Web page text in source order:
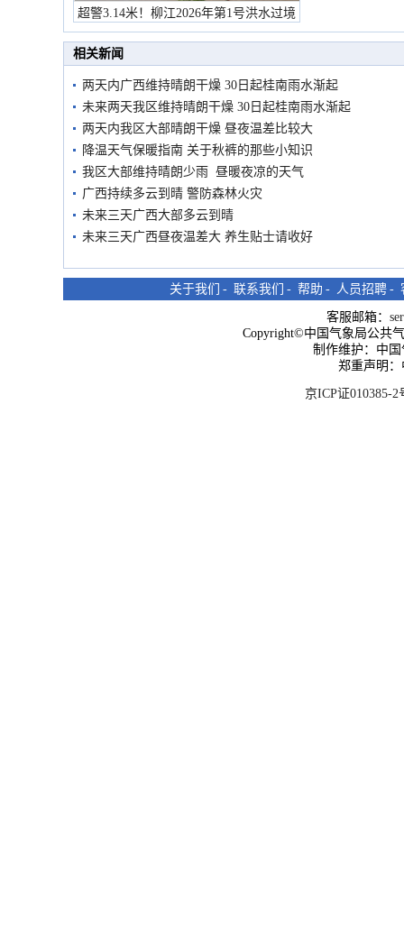
超警3.14米！柳江2026年第1号洪水过境
市民在堤岸见证汛况
相关新闻
两天内广西维持晴朗干燥 30日起桂南雨水渐起
未来两天我区维持晴朗干燥 30日起桂南雨水渐起
两天内我区大部晴朗干燥 昼夜温差比较大
降温天气保暖指南 关于秋裤的那些小知识
我区大部维持晴朗少雨 昼暖夜凉的天气
广西持续多云到晴 警防森林火灾
未来三天广西大部多云到晴
未来三天广西昼夜温差大 养生贴士请收好
关于我们 - 联系我们 - 帮助 - 人员招聘 -
客服邮箱：
Copyright©中国气象局公共
制作维护：中
郑重声明
京ICP证010385-2